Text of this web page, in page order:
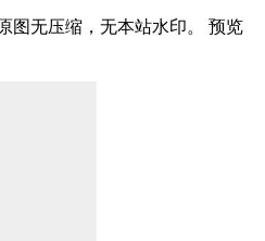
图无压缩，无本站水印。 预览